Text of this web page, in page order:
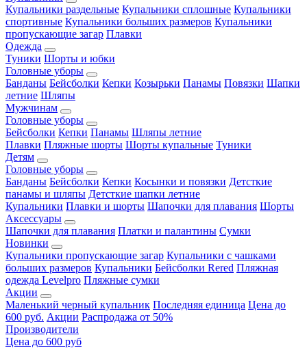
Купальники раздельные Купальники сплошные Купальники
спортивные Купальники больших размеров Купальники
пропускающие загар Плавки
Одежда
Туники Шорты и юбки
Головные уборы
Банданы Бейсболки Кепки Козырьки Панамы Повязки Шапки
летние Шляпы
Мужчинам
Головные уборы
Бейсболки Кепки Панамы Шляпы летние
Плавки Пляжные шорты Шорты купальные Туники
Детям
Головные уборы
Банданы Бейсболки Кепки Косынки и повязки Детсткие
панамы и шляпы Детсткие шапки летние
Купальники Плавки и шорты Шапочки для плавания Шорты
Аксессуары
Шапочки для плавания Платки и палантины Сумки
Новинки
Купальники пропускающие загар Купальники с чашками
больших размеров Купальники Бейсболки Rered Пляжная
одежда Levelpro Пляжные сумки
Акции
Маленький черный купальник Последняя единица Цена до
600 руб. Акции Распродажа от 50%
Производители
Цена до 600 руб